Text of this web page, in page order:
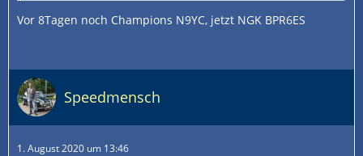
Vor 8Tagen noch Champions N9YC, jetzt NGK BPR6ES
Speedmensch
1. August 2020 um 13:46